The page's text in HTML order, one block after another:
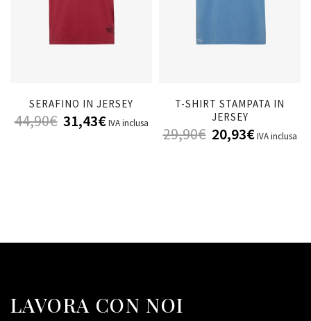
SERAFINO IN JERSEY
44,90€ 31,43€ IVA inclusa
T-SHIRT STAMPATA IN
JERSEY
29,90€ 20,93€ IVA inclusa
LAVORA CON NOI